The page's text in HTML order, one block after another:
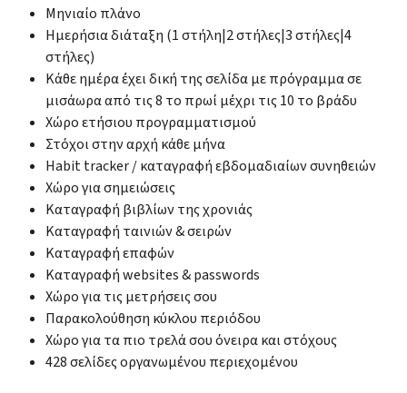
Μηνιαίο πλάνο
Ημερήσια διάταξη (1 στήλη|2 στήλες|3 στήλες|4
στήλες)
Κάθε ημέρα έχει δική της σελίδα με πρόγραμμα σε
μισάωρα από τις 8 το πρωί μέχρι τις 10 το βράδυ
Χώρο ετήσιου προγραμματισμού
Στόχοι στην αρχή κάθε μήνα
Habit tracker / καταγραφή εβδομαδιαίων συνηθειών
Χώρο για σημειώσεις
Καταγραφή βιβλίων της χρονιάς
Καταγραφή ταινιών & σειρών
Καταγραφή επαφών
Καταγραφή websites & passwords
Χώρο για τις μετρήσεις σου
Παρακολούθηση κύκλου περιόδου
Χώρο για τα πιο τρελά σου όνειρα και στόχους
428 σελίδες οργανωμένου περιεχομένου